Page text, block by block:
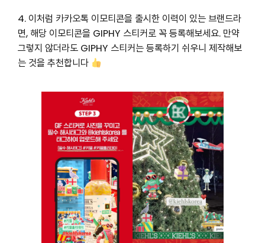
4. 이처럼 카카오톡 이모티콘을 출시한 이력이 있는 브랜드라
면, 해당 이모티콘을 GIPHY 스티커로 꼭 등록해보세요. 만약
그렇지 않더라도 GIPHY 스티커는 등록하기 쉬우니 제작해보
는 것을 추천합니다